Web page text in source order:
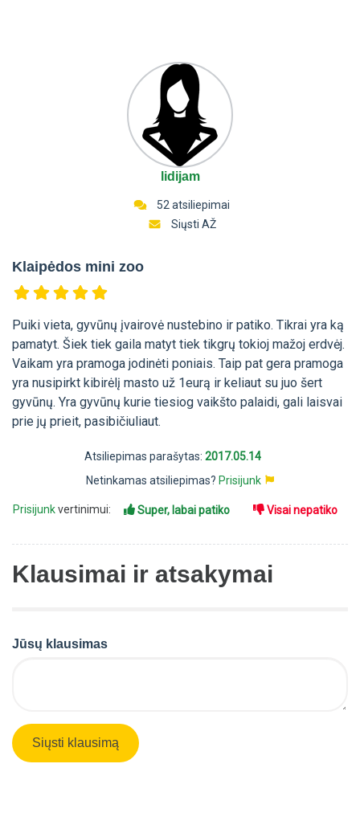
lidijam
52 atsiliepimai
Siųsti AŽ
Klaipėdos mini zoo
Puiki vieta, gyvūnų įvairovė nustebino ir patiko. Tikrai yra ką
pamatyt. Šiek tiek gaila matyt tiek tikgrų tokioj mažoj erdvėj.
Vaikam yra pramoga jodinėti poniais. Taip pat gera pramoga
yra nusipirkt kibirėlį masto už 1eurą ir keliaut su juo šert
gyvūnų. Yra gyvūnų kurie tiesiog vaikšto palaidi, gali laisvai
prie jų prieit, pasibičiuliaut.
Atsiliepimas parašytas: 2017.05.14
Netinkamas atsiliepimas? Prisijunk
Prisijunkvertinimui: Super, labai patiko Visai nepatiko
Klausimai ir atsakymai
Jūsų klausimas